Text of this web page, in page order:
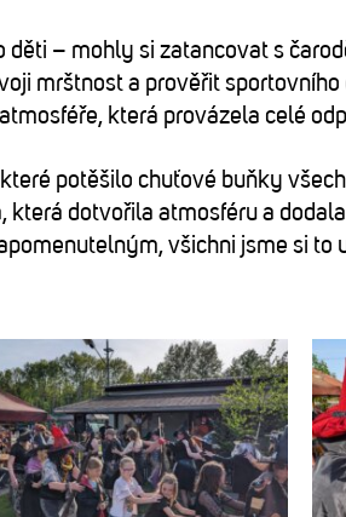
– mohly si zatancovat s
mrštnost a prověřit
která provázela celé
potěšilo chuťové buňky
která dotvořila atmosféru a
všichni jsme si to